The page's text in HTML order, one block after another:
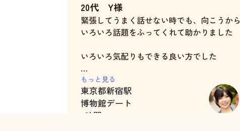
20代 Y様
緊張してうまく話せない時でも、向こうから
いろいろ話題をふってくれて助かりました
いろいろ気配りもできる良い方でした
機会があればまたお願いしてみようと思いま
す
もっと見る
東京都新宿駅
博物館デート
5時間